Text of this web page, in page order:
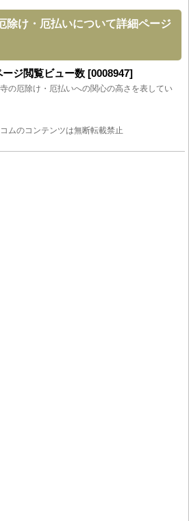
除け・厄払いについて詳細ページ
ジ閲覧ビュー数 [0008947]
の厄除け・厄払いへの関心の高さを表してい
ムのコンテンツは無断転載禁止